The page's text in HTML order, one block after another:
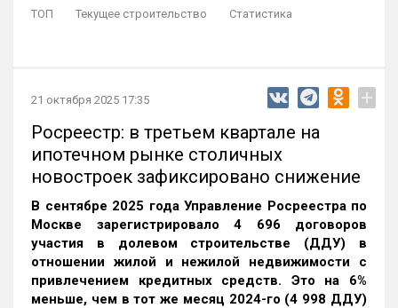
ТОП Текущее строительство Статистика
21 октября 2025 17:35 +
Росреестр: в третьем квартале на
ипотечном рынке столичных
новостроек зафиксировано снижение
В сентябре 2025 года Управление Росреестра по
Москве зарегистрировало 4 696 договоров
участия в долевом строительстве (ДДУ) в
отношении жилой и нежилой недвижимости с
привлечением кредитных средств. Это на 6%
меньше, чем в тот же месяц 2024-го (4 998 ДДУ)